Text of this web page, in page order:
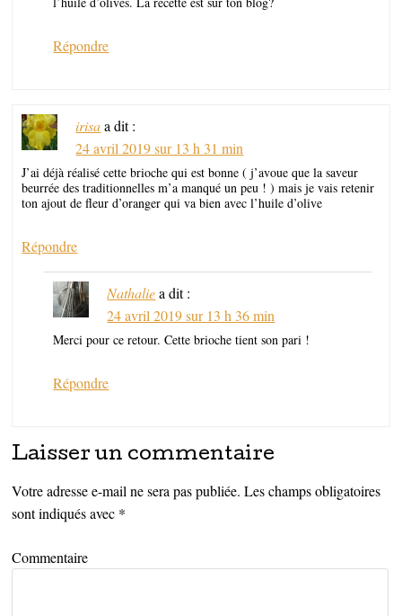
Répondre
irisa a dit :
24 avril 2019 sur 13 h 31 min
J’ai déjà réalisé cette brioche qui est bonne ( j’avoue que la saveur
beurrée des traditionnelles m’a manqué un peu ! ) mais je vais retenir
ton ajout de fleur d’oranger qui va bien avec l’huile d’olive
Répondre
Nathalie a dit :
24 avril 2019 sur 13 h 36 min
Merci pour ce retour. Cette brioche tient son pari !
Répondre
Laisser un commentaire
Votre adresse e-mail ne sera pas publiée. Les champs obligatoires
sont indiqués avec *
Commentaire